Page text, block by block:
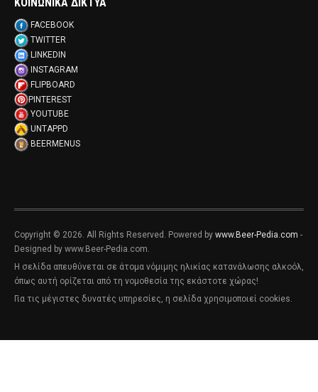
ΚΟΙΝΩΝΙΚΑ ΔΙΚΤΥΑ
FACEBOOK
TWITTER
LINKEDIN
INSTAGRAM
FLIPBOARD
PINTEREST
YOUTUBE
UNTAPPD
BEERMENUS
Copyright © 2026. All Rights Reserved. Powered by www.Beer-Pedia.com -
Designed by www.Beer-Pedia.com.
Η σελίδα απευθύνεται σε άτομα νόμιμης ηλικίας κατανάλωσης αλκοόλ,
όπως αυτή ορίζεται από τη νομοθεσία της εκάστοτε χώρας!
Για τις μέγιστες δυνατές υπηρεσίες, η σελίδα χρησιμοποιεί cookies.